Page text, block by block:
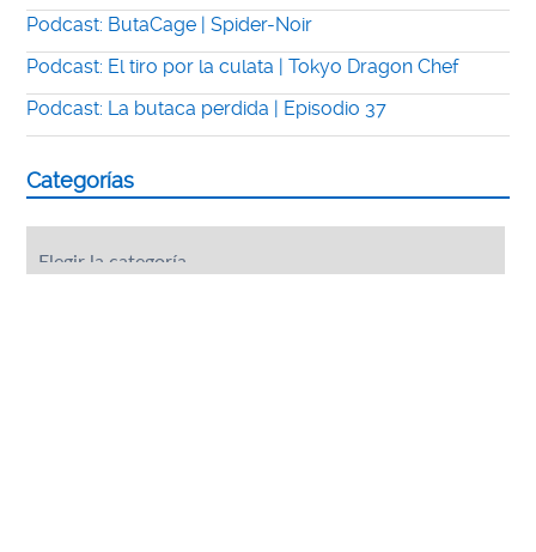
Podcast: ButaCage | Spider-Noir
Podcast: El tiro por la culata | Tokyo Dragon Chef
Podcast: La butaca perdida | Episodio 37
Categorías